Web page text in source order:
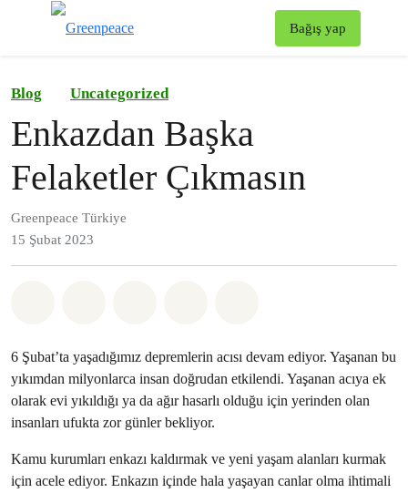
Bağış yap
Blog Uncategorized
Enkazdan Başka
Felaketler Çıkmasın
Greenpeace Türkiye
15 Şubat 2023
6 Şubat’ta yaşadığımız depremlerin acısı devam ediyor. Yaşanan bu
yıkımdan milyonlarca insan doğrudan etkilendi. Yaşanan acıya ek
olarak evi yıkıldığı ya da ağır hasarlı olduğu için yerinden olan
insanları ufukta zor günler bekliyor.
Kamu kurumları enkazı kaldırmak ve yeni yaşam alanları kurmak
için acele ediyor. Enkazın içinde hala yaşayan canlar olma ihtimali